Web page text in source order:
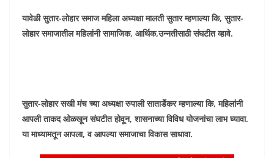
यावेळी सुतार-लोहार समाज महिला अध्यक्षा मालती सुतार म्हणाल्या कि, सुतार-
लोहार समाजातील महिलांनी सामाजिक, आर्थिक,उन्नतीसाठी संघटीत व्हावे.
सुतार-लोहार सखी मंच च्या अध्यक्षा रुपाली सातार्डेकर म्हणाल्या कि, महिलांनी
आपली ताकद ओळखून संघटीत होवून, शासनाच्या विविध योजनांचा लाभ घ्यावा.
या माध्यामतून आपला, व आपल्या समाजाचा विकास साधावा.